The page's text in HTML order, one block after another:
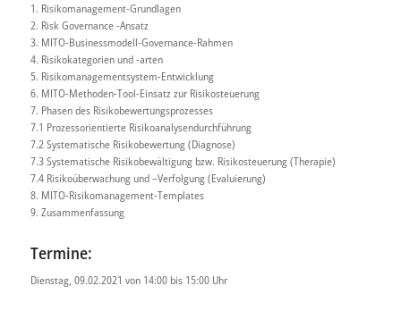
1. Risikomanagement-Grundlagen
2. Risk Governance -Ansatz
3. MITO-Businessmodell-Governance-Rahmen
4. Risikokategorien und -arten
5. Risikomanagementsystem-Entwicklung
6. MITO-Methoden-Tool-Einsatz zur Risikosteuerung
7. Phasen des Risikobewertungsprozesses
7.1 Prozessorientierte Risikoanalysendurchführung
7.2 Systematische Risikobewertung (Diagnose)
7.3 Systematische Risikobewältigung bzw. Risikosteuerung (Therapie)
7.4 Risikoüberwachung und –Verfolgung (Evaluierung)
8. MITO-Risikomanagement-Templates
9. Zusammenfassung
Termine:
Dienstag, 09.02.2021 von 14:00 bis 15:00 Uhr